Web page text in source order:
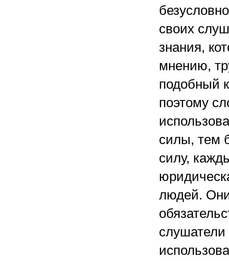
своих
знания,
мнению,
подобный
поэтому
силы, тем
силу,
людей.
слушатели